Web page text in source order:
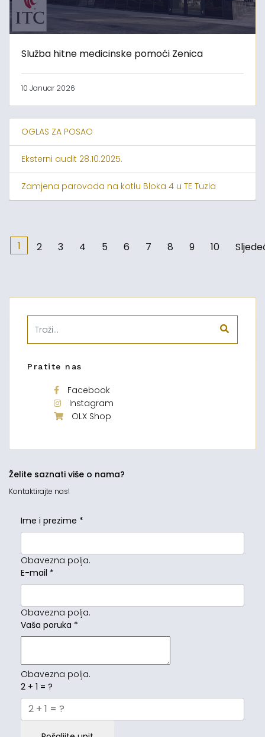
Služba hitne medicinske pomoći Zenica
10 Januar 2026
OGLAS ZA POSAO
Eksterni audit 28.10.2025.
Zamjena parovoda na kotlu Bloka 4 u TE Tuzla
1 2 3 4 5 6 7 8 9 10
Pratite nas
Facebook
Instagram
OLX Shop
Želite saznati više o nama?
Kontaktirajte nas!
Ime i prezime *
Obavezna polja.
E-mail *
Obavezna polja.
Vaša poruka *
Obavezna polja.
2 + 1 = ?